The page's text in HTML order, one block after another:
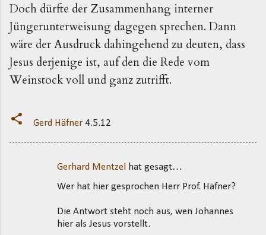
Doch dürfte der Zusammenhang interner
Jüngerunterweisung dagegen sprechen. Dann
wäre der Ausdruck dahingehend zu deuten, dass
Jesus derjenige ist, auf den die Rede vom
Weinstock voll und ganz zutrifft.
Gerd Häfner 4.5.12
Gerhard Mentzel
hat gesagt…
Wer hat hier gesprochen Herr Prof. Häfner?
Die Antwort steht noch aus, wen Johannes
hier als Jesus vorstellt.